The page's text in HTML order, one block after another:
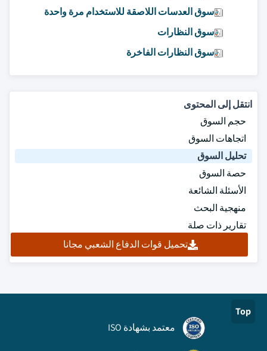
سوق العدسات اللاصقة للاستخدام مرة واحدة
سوق النظارات
سوق النظارات الفاخرة
انتقل إلى المحتوى
حجم السوق
اتجاهات السوق
تحليل السوق
حصة السوق
الأسئلة الشائعة
منهجية البحث
تقارير ذات صلة
تحميل قوات الدفاع الشعبي مجانا
Top
معتمد بشهادة ISO